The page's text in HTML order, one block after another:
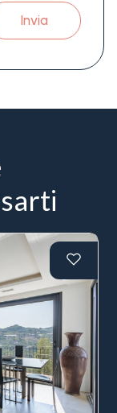
Invia